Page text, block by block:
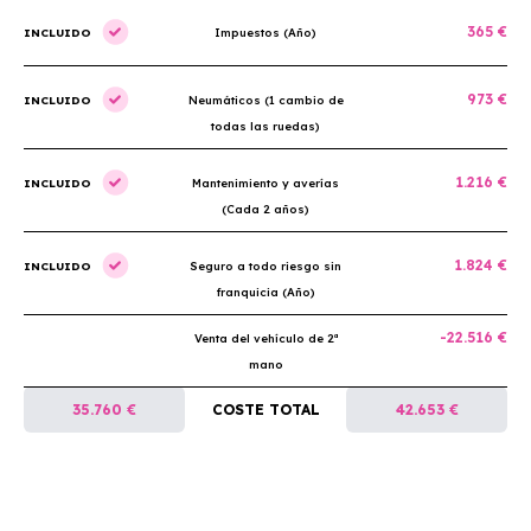
INCLUIDO Impuestos (Año) 365 €
INCLUIDO
Neumáticos (1 cambio de
todas las ruedas)
973 €
INCLUIDO
Mantenimiento y averías
(Cada 2 años)
1.216 €
INCLUIDO
Seguro a todo riesgo sin
franquicia (Año)
1.824 €
Venta del vehículo de 2ª
mano
-22.516 €
35.760 € COSTE TOTAL 42.653 €